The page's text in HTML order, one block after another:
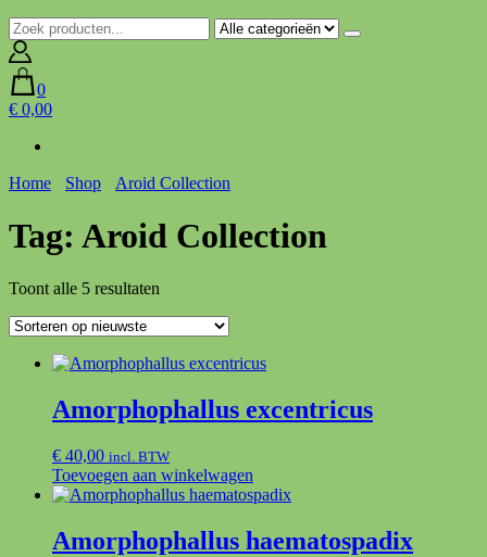
0
€ 0,00
Home Shop Aroid Collection
Tag: Aroid Collection
Toont alle 5 resultaten
nieuwste
Amorphophallus excentricus
€ 40,00 incl. BTW
Toevoegen aan winkelwagen
Amorphophallus haematospadix